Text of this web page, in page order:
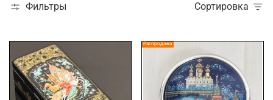
Фильтры Сортировка
Распродажа